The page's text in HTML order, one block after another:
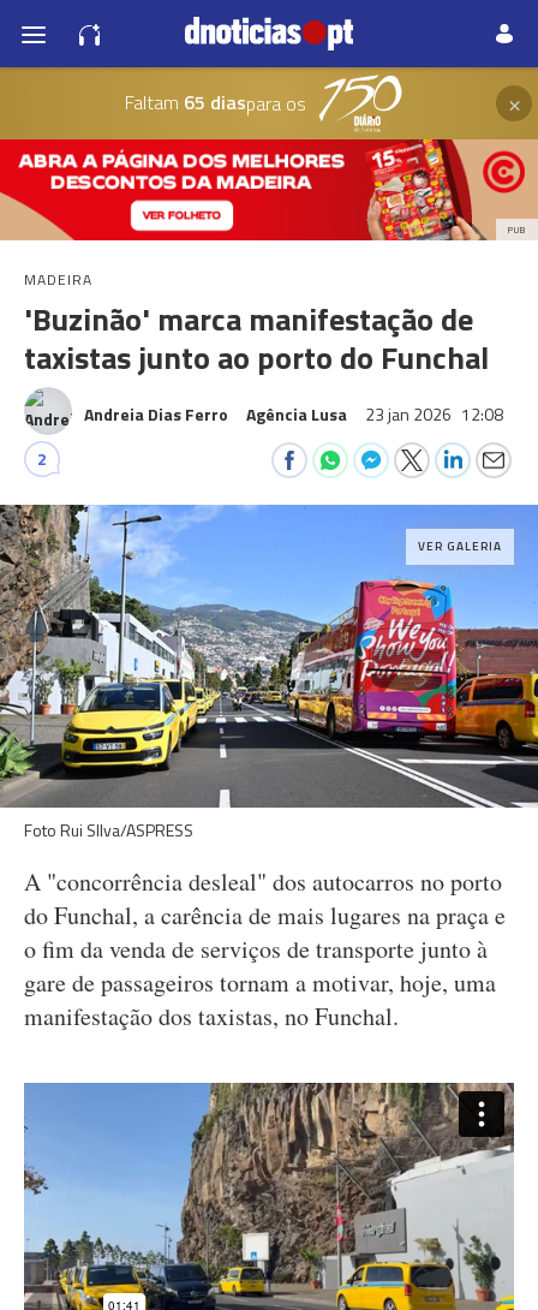
Faltam 65 diaspara os ×
PUB
MADEIRA
'Buzinão' marca manifestação de
taxistas junto ao porto do Funchal
Andreia Dias Ferro Agência Lusa 23 jan 2026 12:08
2
VER GALERIA
Foto Rui SIlva/ASPRESS
A "concorrência desleal" dos autocarros no porto
do Funchal, a carência de mais lugares na praça e
o fim da venda de serviços de transporte junto à
gare de passageiros tornam a motivar, hoje, uma
manifestação dos taxistas, no Funchal.